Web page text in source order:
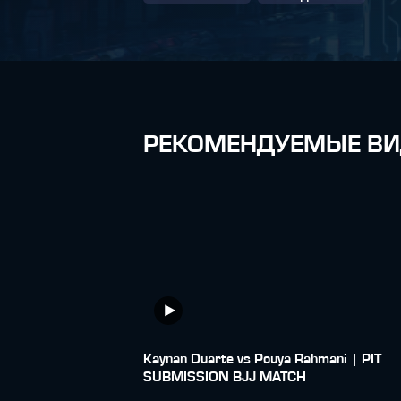
РЕКОМЕНДУЕМЫЕ
Kaynan Duarte vs Pouya Rahmani | PIT
SUBMISSION BJJ MATCH